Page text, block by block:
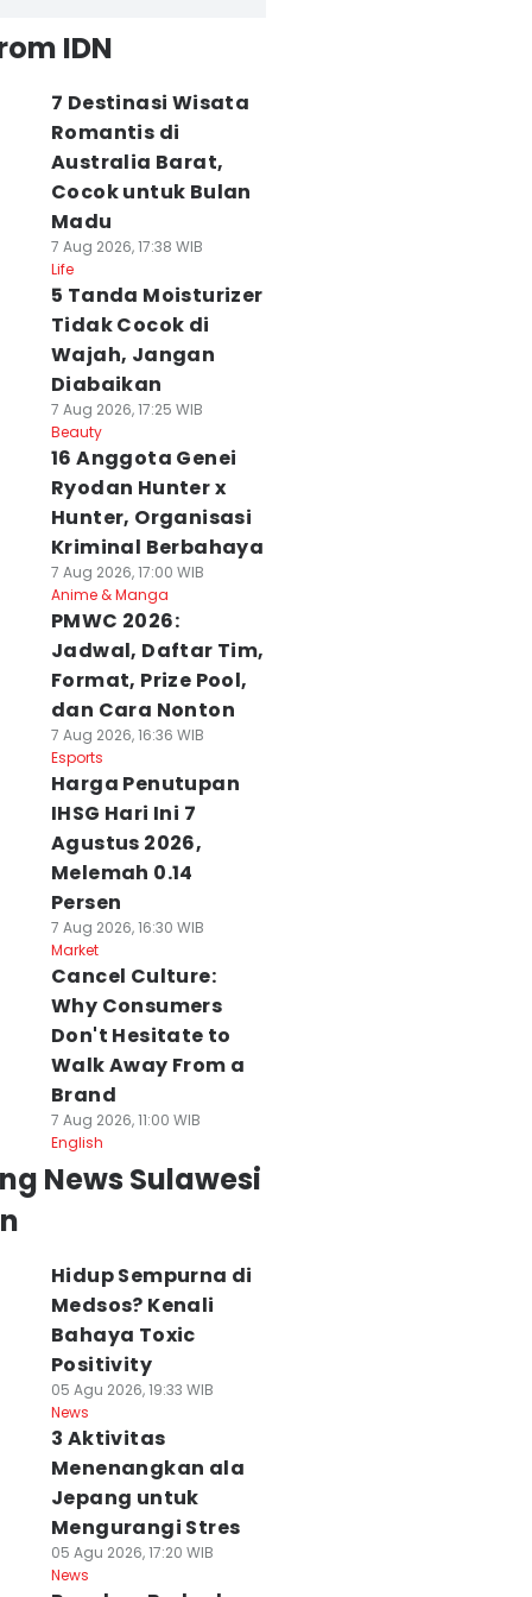
IDN
7 Destinasi Wisata
Romantis di
Australia Barat,
Cocok untuk Bulan
Madu
7 Aug 2026, 17:38 WIB
Life
5 Tanda Moisturizer
Tidak Cocok di
Wajah, Jangan
Diabaikan
7 Aug 2026, 17:25 WIB
Beauty
16 Anggota Genei
Ryodan Hunter x
Hunter, Organisasi
Kriminal Berbahaya
7 Aug 2026, 17:00 WIB
Anime & Manga
PMWC 2026:
Jadwal, Daftar Tim,
Format, Prize Pool,
dan Cara Nonton
7 Aug 2026, 16:36 WIB
Esports
Harga Penutupan
IHSG Hari Ini 7
Agustus 2026,
Melemah 0.14
Persen
7 Aug 2026, 16:30 WIB
Market
Cancel Culture:
Why Consumers
Don't Hesitate to
Walk Away From a
Brand
7 Aug 2026, 11:00 WIB
English
News Sulawesi
Hidup Sempurna di
Medsos? Kenali
Bahaya Toxic
Positivity
05 Agu 2026, 19:33 WIB
News
3 Aktivitas
Menenangkan ala
Jepang untuk
Mengurangi Stres
05 Agu 2026, 17:20 WIB
News